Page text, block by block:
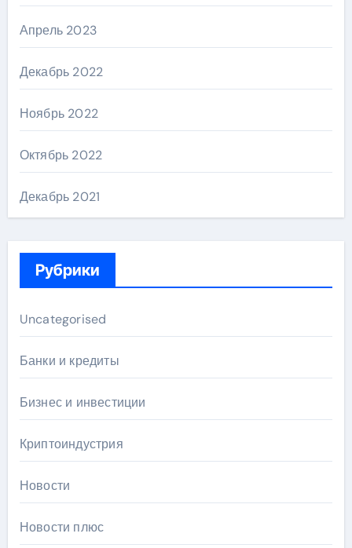
Апрель 2023
Декабрь 2022
Ноябрь 2022
Октябрь 2022
Декабрь 2021
Рубрики
Uncategorised
Банки и кредиты
Бизнес и инвестиции
Криптоиндустрия
Новости
Новости плюс